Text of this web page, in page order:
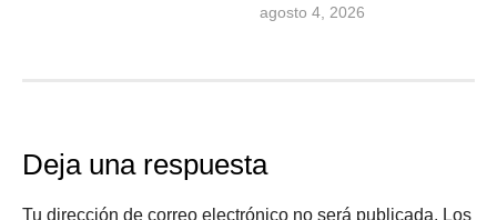
agosto 4, 2026
Deja una respuesta
Tu dirección de correo electrónico no será publicada. Los